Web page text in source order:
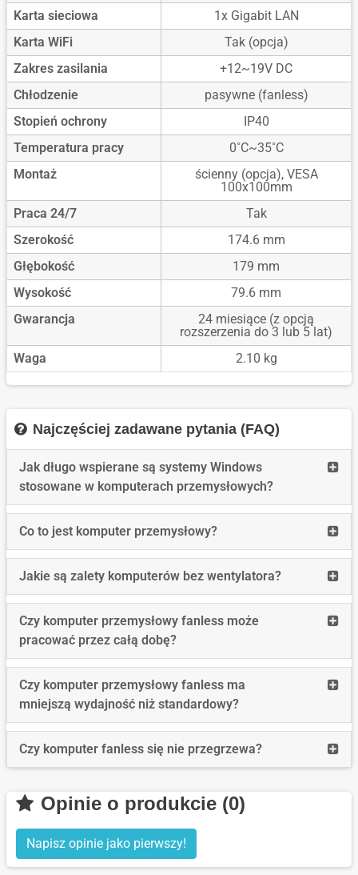
Karta sieciowa
1x Gigabit LAN
Karta WiFi
Tak (opcja)
Zakres zasilania
+12~19V DC
Chłodzenie
pasywne (fanless)
Stopień ochrony
IP40
Temperatura pracy
0˚C~35˚C
Montaż
ścienny (opcja), VESA
100x100mm
Praca 24/7
Tak
Szerokość
174.6 mm
Głębokość
179 mm
Wysokość
79.6 mm
Gwarancja
24 miesiące (z opcją
rozszerzenia do 3 lub 5 lat)
Waga
2.10 kg
Najczęściej zadawane pytania (FAQ)
Jak długo wspierane są systemy Windows
stosowane w komputerach przemysłowych?
Read
Jak
długo
są
Co to jest komputer przemysłowy?
Read
more:
Co
jest
Jakie są zalety komputerów bez wentylatora?
Read
more:
Jakie
bez
Czy komputer przemysłowy fanless może
pracować przez całą dobę?
Read
Czy
może
przez
Czy komputer przemysłowy fanless ma
mniejszą wydajność niż standardowy?
Read
Czy
Czy komputer fanless się nie przegrzewa?
Read
more:
nie
Opinie o produkcie (0)
Napisz opinie jako pierwszy!